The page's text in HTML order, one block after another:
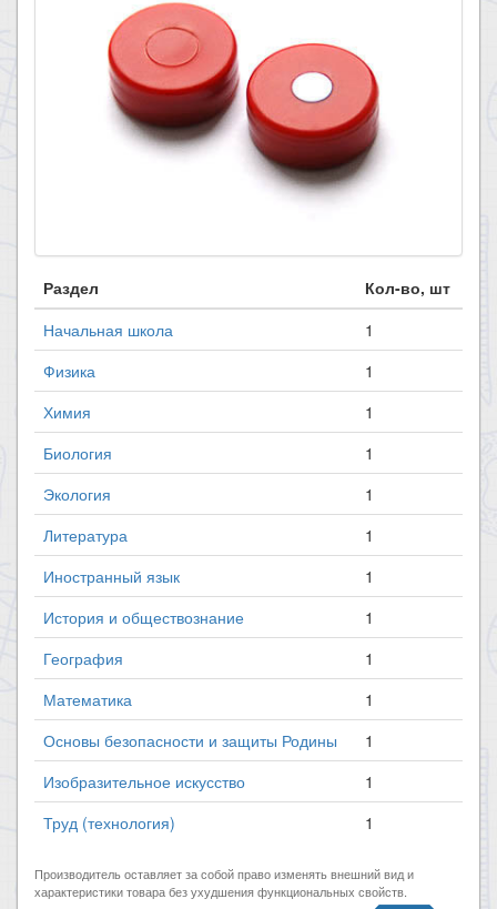
Раздел
Кол-во, шт
Начальная школа
1
Физика
1
Химия
1
Биология
1
Экология
1
Литература
1
Иностранный язык
1
История и обществознание
1
География
1
Математика
1
Основы безопасности и защиты Родины
1
Изобразительное искусство
1
Труд (технология)
1
Производитель оставляет за собой право изменять внешний вид и
характеристики товара без ухудшения функциональных свойств.